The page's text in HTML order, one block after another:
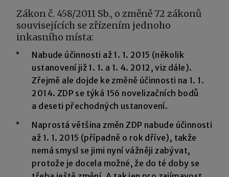
Zákon č. 458/2011 Sb., o změně 72 zákonů
souvisejících se zřízením jednoho
inkasního místa:
Nabude účinnosti až 1. 1. 2015 (několik
ustanovení již 1. 1. a 1. 4. 2012, viz dále).
Zřejmě ale dojde ke změně účinnosti na 1. 1.
2014. ZDP se týká 156 novelizačních bodů
a deseti přechodných ustanovení.
Naprostá většina změn ZDP nabude účinnosti
až 1. 1. 2015 (případně o rok dříve), takže
nemá smysl se jimi nyní vážněji zabývat,
protože je docela možné, že do té doby se